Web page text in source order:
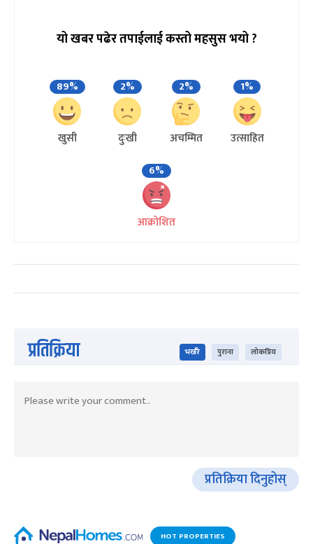
यो खबर पढेर तपाईलाई कस्तो महसुस भयो ?
89%
खुसी
2%
दुःखी
2%
अचम्मित
1%
उत्साहित
6%
आक्रोशित
प्रतिक्रिया भर्खरै पुराना लोकप्रिय
प्रतिक्रिया दिनुहोस्
HOT PROPERTIES